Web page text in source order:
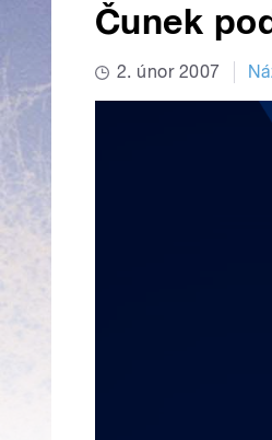
Čunek
2. únor 2007